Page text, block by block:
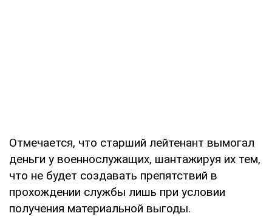
Отмечается, что старший лейтенант вымогал
деньги у военнослужащих, шантажируя их тем,
что не будет создавать препятствий в
прохождении службы лишь при условии
получения материальной выгоды.